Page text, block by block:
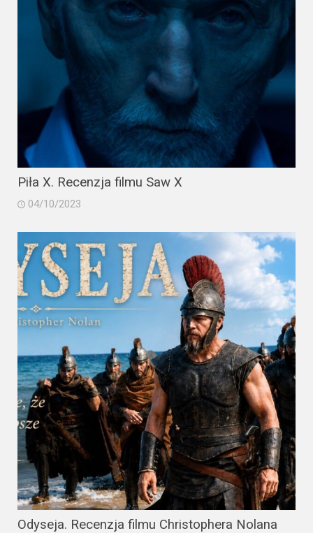
2021
2020
2018
2016
2017
2015
2014
Piła X. Recenzja filmu Saw X
04/10/2023
Odyseja. Recenzja filmu Christophera Nolana